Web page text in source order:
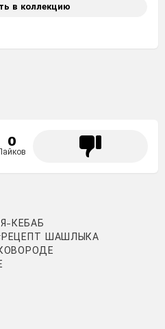
в коллекцию
0
КЕБАБ
РЕЦЕПТ ШАШЛЫКА